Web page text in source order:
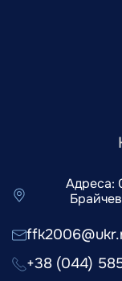
Адреса:
+38 (044)